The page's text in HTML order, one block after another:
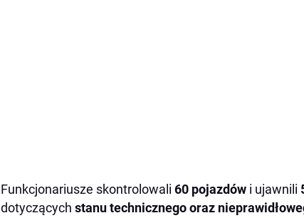
Funkcjonariusze skontrolowali 60 pojazdów i ujawnili
dotyczących stanu technicznego oraz